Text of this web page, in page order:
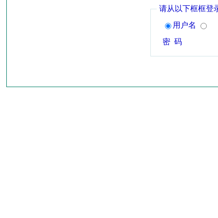
请从以下框框登
用户名
密 码